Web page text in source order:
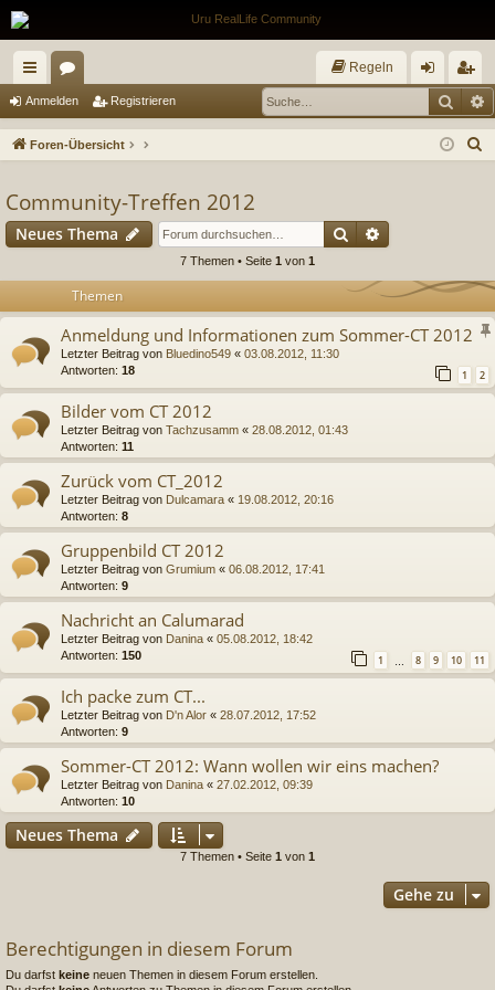
ch
ne
ug
riff
or
en
Regeln
m
eg
ist
Anmelden Registrieren
Foren-Übersicht
Community-Treffen 2012
Neues Thema Suche
7 Themen • Seite 1 von 1
Themen
Anmeldung und Informationen zum Sommer-CT 2012
Letzter Beitrag von Bluedino549 « 03.08.2012, 11:30
Antworten: 18 1 2
Bilder vom CT 2012
Letzter Beitrag von Tachzusamm « 28.08.2012, 01:43
Antworten: 11
Zurück vom CT_2012
Letzter Beitrag von Dulcamara « 19.08.2012, 20:16
Antworten: 8
Gruppenbild CT 2012
Letzter Beitrag von Grumium « 06.08.2012, 17:41
Antworten: 9
Nachricht an Calumarad
Letzter Beitrag von Danina « 05.08.2012, 18:42
Antworten: 150 1 … 8 9 10 11
Ich packe zum CT...
Letzter Beitrag von D'n Alor « 28.07.2012, 17:52
Antworten: 9
Sommer-CT 2012: Wann wollen wir eins machen?
Letzter Beitrag von Danina « 27.02.2012, 09:39
Antworten: 10
Neues Thema
7 Themen • Seite 1 von 1
Gehe zu
Berechtigungen in diesem Forum
Du darfst keine neuen Themen in diesem Forum erstellen.